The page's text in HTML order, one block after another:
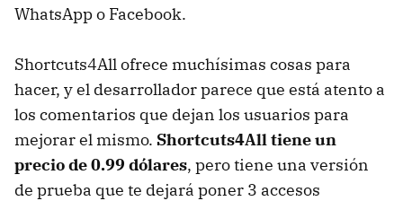
WhatsApp o Facebook.
Shortcuts4All ofrece muchísimas cosas para
hacer, y el desarrollador parece que está atento a
los comentarios que dejan los usuarios para
mejorar el mismo. Shortcuts4All tiene un
precio de 0.99 dólares, pero tiene una versión
de prueba que te dejará poner 3 accesos